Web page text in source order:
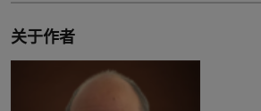
关于作者